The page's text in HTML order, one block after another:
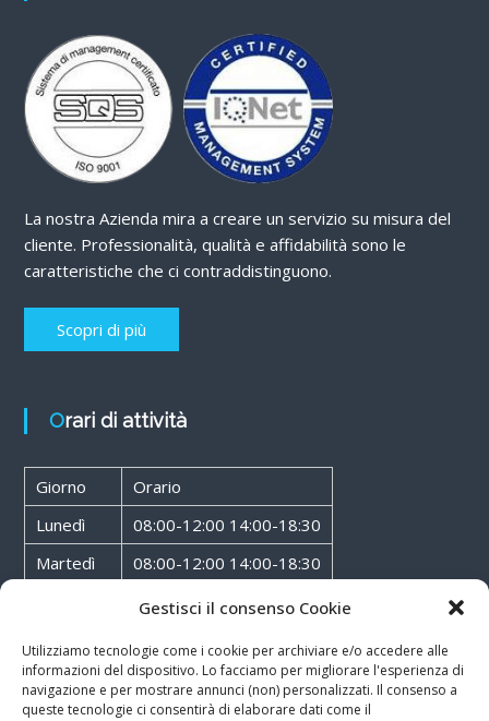
Gestisci il consenso Cookie
Utilizziamo tecnologie come i cookie per archiviare e/o accedere alle
informazioni del dispositivo. Lo facciamo per migliorare l'esperienza di
navigazione e per mostrare annunci (non) personalizzati. Il consenso a
queste tecnologie ci consentirà di elaborare dati come il
La nostra Azienda mira a creare un servizio su misura del
cliente. Professionalità, qualità e affidabilità sono le
caratteristiche che ci contraddistinguono.
Scopri di più
Orari di attività
Giorno
Orario
Lunedì
08:00-12:00 14:00-18:30
Martedì
08:00-12:00 14:00-18:30
08:00-12:00 14:00-18:30
Venerdì
08:00-12:00 14:00-18:30
Sabato
08:00-12:00